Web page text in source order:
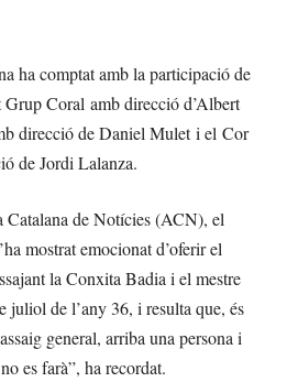
ha comptat amb la participació de
Coral amb direcció d’Albert
direcció de Daniel Mulet i el Cor
de Jordi Lalanza.
Catalana de Notícies (ACN), el
mostrat emocionat d’oferir el
la Conxita Badia i el mestre
juliol de l’any 36, i resulta que, és
general, arriba una persona i
es farà”, ha recordat.